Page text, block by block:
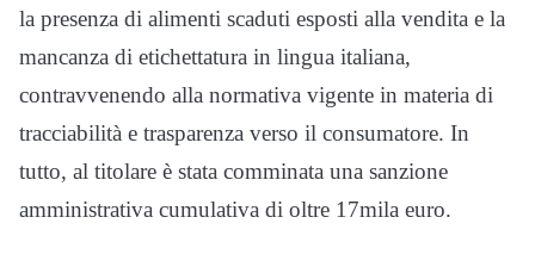
la presenza di alimenti scaduti esposti alla vendita e la
mancanza di etichettatura in lingua italiana,
contravvenendo alla normativa vigente in materia di
tracciabilità e trasparenza verso il consumatore. In
tutto, al titolare è stata comminata una sanzione
amministrativa cumulativa di oltre 17mila euro.